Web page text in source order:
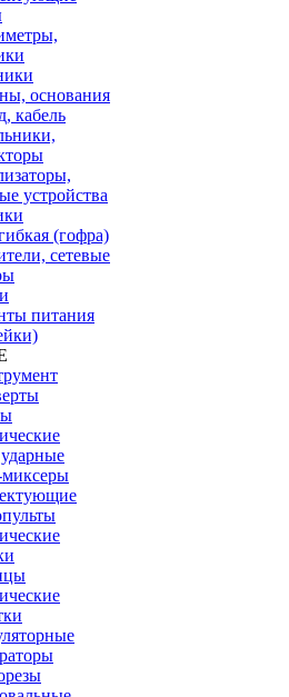
основания
кабель
устройства
(гофра)
сетевые
питания